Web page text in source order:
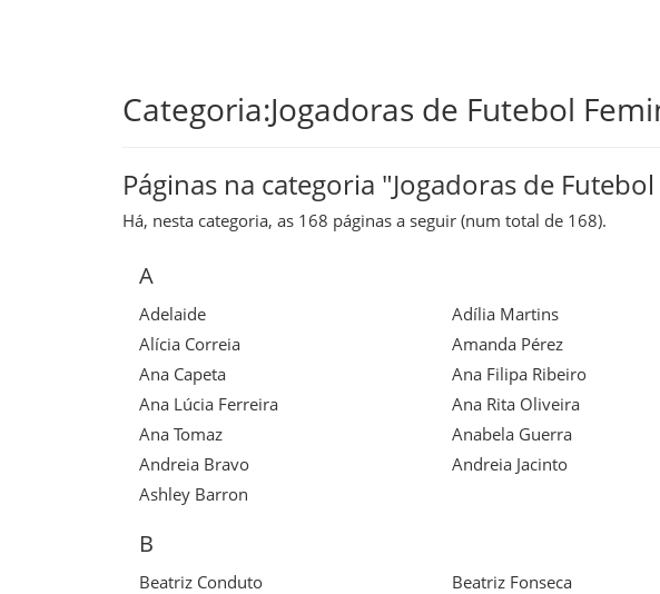
Categoria:Jogadoras de Futebol
Páginas na categoria "Jogadoras de
Há, nesta categoria, as 168 páginas a seguir (num total de 168).
A
Adelaide Adília Martins
Alícia Correia
Amanda Pérez
Ana Capeta
Ana Filipa Ribeiro
Ana Lúcia Ferreira
Ana Rita Oliveira
Ana Tomaz
Anabela Guerra
Andreia Bravo
Andreia Jacinto
Ashley Barron
B
Beatriz Conduto Beatriz Fonseca